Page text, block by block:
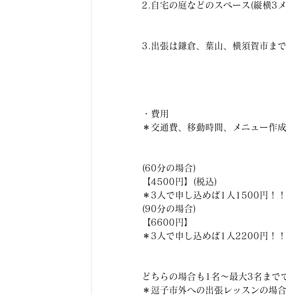
2.自宅の庭などのスペース(縦横3
3.出張は鎌倉、葉山、横須賀市まで
・費用
＊交通費、移動時間、メニュー作
(60分の場合)
【4500円】(税込)
＊3人で申し込めば1人1500円！！
(90分の場合)
【6600円】
＊3人で申し込めば1人2200円！！
どちらの場合も1名〜最大3名まで
＊逗子市外への出張レッスンの場